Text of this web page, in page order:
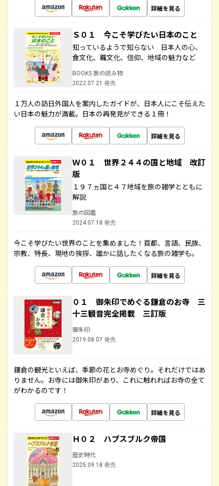
詳細を見る
Ｓ０１ 今こそ学びたい日本のこと
知っているようで知らない 日本人の心、
食文化、職文化、信仰、地域の魅力など
BOOKS 旅の読み物
2022.07.21 発売
１万人の訪日外国人を案内したガイドが、日本人にこそ伝えた
い日本の魅力が満載。日本の再発見ができる１冊！
詳細を見る
Ｗ０１ 世界２４４の国と地域 改訂
版
１９７ヵ国と４７地域を旅の雑学とともに
解説
旅の図鑑
2024.07.18 発売
今こそ学びたい世界のことを集めました！首都、言語、民族、
宗教、特長、現地の挨拶、誰かに話したくなる旅の雑学も。
詳細を見る
０１ 御朱印でめぐる鎌倉のお寺 三
十三観音完全掲載 三訂版
御朱印
2019.08.07 発売
鎌倉の観光といえば、季節の花とお寺めぐり。それだけではあ
りません。お寺には御朱印があり、これに触れればお寺の全て
がわかるのです！
詳細を見る
Ｈ０２ ハプスブルク帝国
歴史時代
2025.09.18 発売